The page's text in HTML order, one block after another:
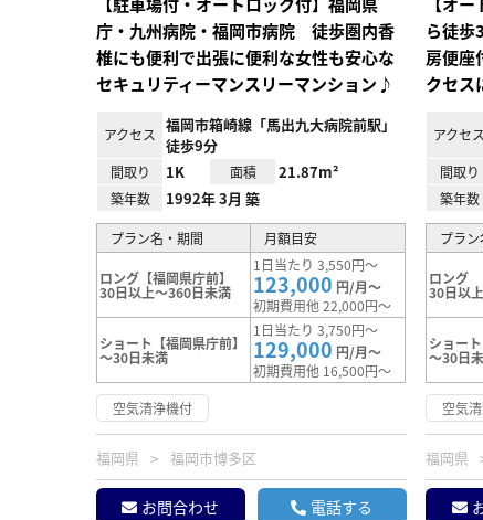
庁・九州病院・福岡市病院 徒歩圏内香
椎にも便利で出張に便利な女性も安心な
セキュリティーマンスリーマンション♪
アクセス
福岡市箱崎線「馬出九大病院前駅」
徒歩9分
間取り 1K 面積 21.87m²
築年数 1992年 3月 築
プラン名・期間 月額目安
ロング【福岡県庁前】
30日以上～360日未満
1日当たり 3,550円～
123,000 円/月～
初期費用他 22,000円～
ショート【福岡県庁前】
～30日未満
1日当たり 3,750円～
129,000 円/月～
初期費用他 16,500円～
空気清浄機付
福岡県 福岡市博多区
お問合わせ 電話する
ら徒
房便座
クセス
アクセス
間取り
築年数
プラ
ロング
30日以
ショート
～30日
空気
福岡県